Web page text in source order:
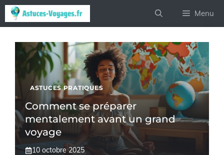
Aller
au
Menu
ASTUCES PRATIQUES
Comment se préparer
mentalement avant un grand
voyage
10 octobre 2025